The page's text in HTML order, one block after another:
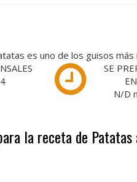
es uno de los guisos
4
SE
EN
N/D
la receta de